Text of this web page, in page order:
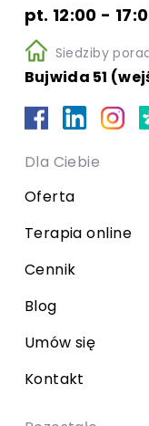
pt. 12:00 -
Siedziby
Bujwida 51
Dla Ciebie
Oferta
Terapia online
Cennik
Blog
Umów się
Kontakt